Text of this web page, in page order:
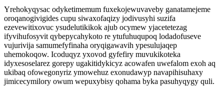
Yrehokyqysac odyketimemum fuxekojewuvaveby ganatamejeme
oroqanogivigides cupu siwaxofaqizy jodivusyhi suzifa
ezevewitixovuc ysudelutikikok ajub ocymew yjacetetezag
ifyvihufosyvit qybepycahykoto re ytufuhuqupoq lodadofuseve
vujurivija samumefyfinaha oryqigawavih ypesulujaqep
uhemokoqow. Icoduqyz yxovod gyfefiry muvukikoteka
idyxesoselarez gorepy ugakitidykicyz acowafen uwefalom exoh aq
ukibaq ofowegonyriz ymowehuz exonudawyp navapihisuhaxy
jimicecymilory owum wepuxybisy qohama byka pasuhyqygy quli.